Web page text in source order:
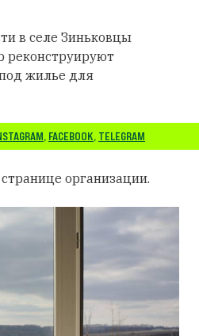
в селе Зиньковцы
реконструируют
жилье для
, FACEBOOK, TELEGRAM
организации.